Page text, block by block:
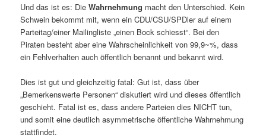
Und das ist es: DieWahrnehmung macht den Unterschied. Kein
Schwein bekommt mit, wenn ein CDU/CSU/SPDler auf einem
Parteitag/einer Mailingliste „einen Bock schiesst“. Bei den
Piraten besteht aber eine Wahrscheinlichkeit von 99,9~%, dass
ein Fehlverhalten auch öffentlich benannt und bekannt wird.
Dies ist gut und gleichzeitig fatal: Gut ist, dass über
„Bemerkenswerte Personen“ diskutiert wird und dieses öffentlich
geschieht. Fatal ist es, dass andere Parteien dies NICHT tun,
und somit eine deutlich asymmetrische öffentliche Wahrnehmung
stattfindet.